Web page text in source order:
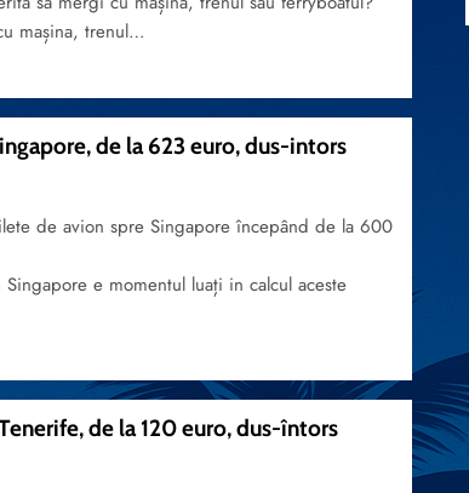
mașina, trenul…
de la 623 euro, dus-intors
de avion spre Singapore începând de la 600
e momentul luați in calcul aceste
de la 120 euro, dus-întors